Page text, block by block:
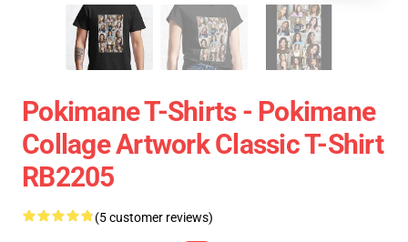
Pokimane T-Shirts - Pokimane
Collage Artwork Classic T-Shirt
RB2205
(5 customer reviews)